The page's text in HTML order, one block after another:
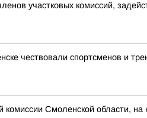
участковых комиссий,
чествовали спортсменов и
Смоленской области, на